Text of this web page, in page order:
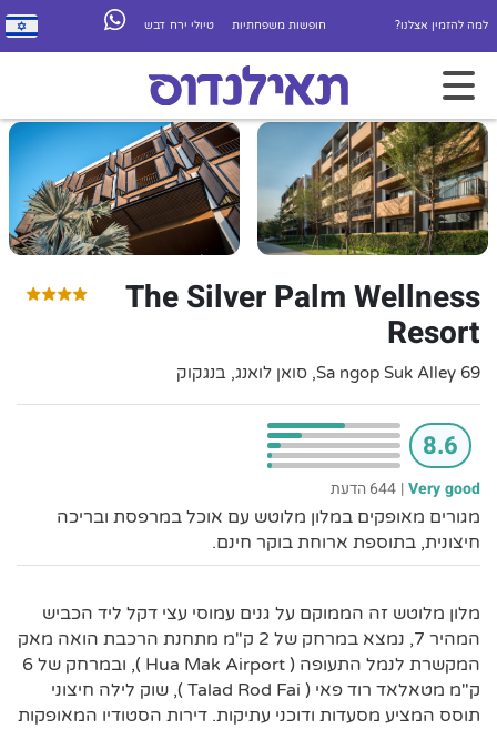
למה להזמין אצלנו? חופשות משפחתיות טיולי ירח דבש
The Silver Palm Wellness
Resort
69 Sa ngop Suk Alley, סואן לואנג, בנגקוק
8.6
Very good
| 644 הדעת
מגורים מאופקים במלון מלוטש עם אוכל במרפסת ובריכה
חיצונית, בתוספת ארוחת בוקר חינם.
מלון מלוטש זה הממוקם על גנים עמוסי עצי דקל ליד הכביש
המהיר 7, נמצא במרחק של 2 ק"מ מתחנת הרכבת הואה מאק
המקשרת לנמל התעופה ( Hua Mak Airport ), ובמרחק של 6
ק"מ מטאלאד רוד פאי ( Talad Rod Fai ), שוק לילה חיצוני
תוסס המציע מסעדות ודוכני עתיקות. דירות הסטודיו המאופקות